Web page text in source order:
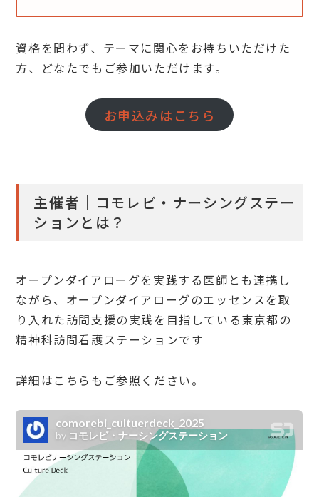
資格を問わず、テーマに関心をお持ちいただけた
方、どなたでもご参加いただけます。
お申込みはこちら
主催者｜コモレビ・ナーシングステー
ションとは？
オープンダイアローグを実践する医師とも連携し
ながら、オープンダイアローグのエッセンスを取
り入れた訪問支援の実践を目指している東京都の
精神科訪問看護ステーションです
詳細はこちらもご参照ください。